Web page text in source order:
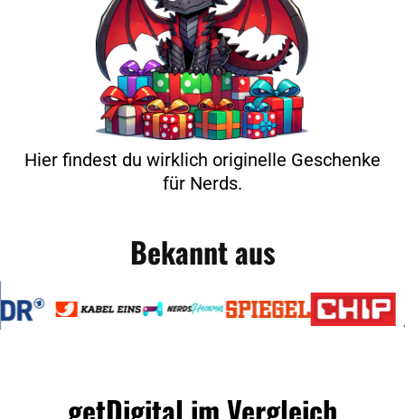
Hier findest du wirklich originelle Geschenke
für Nerds.
Bekannt aus